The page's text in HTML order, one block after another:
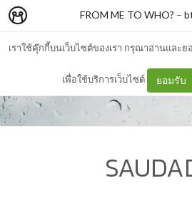
เราใช้คุ๊กกี้บนเว็บไซต์ของเรา กรุณาอ่านและย
เพื่อใช้บริการเว็บไซต์ ยอมรับ
FROM ME TO WHO? –